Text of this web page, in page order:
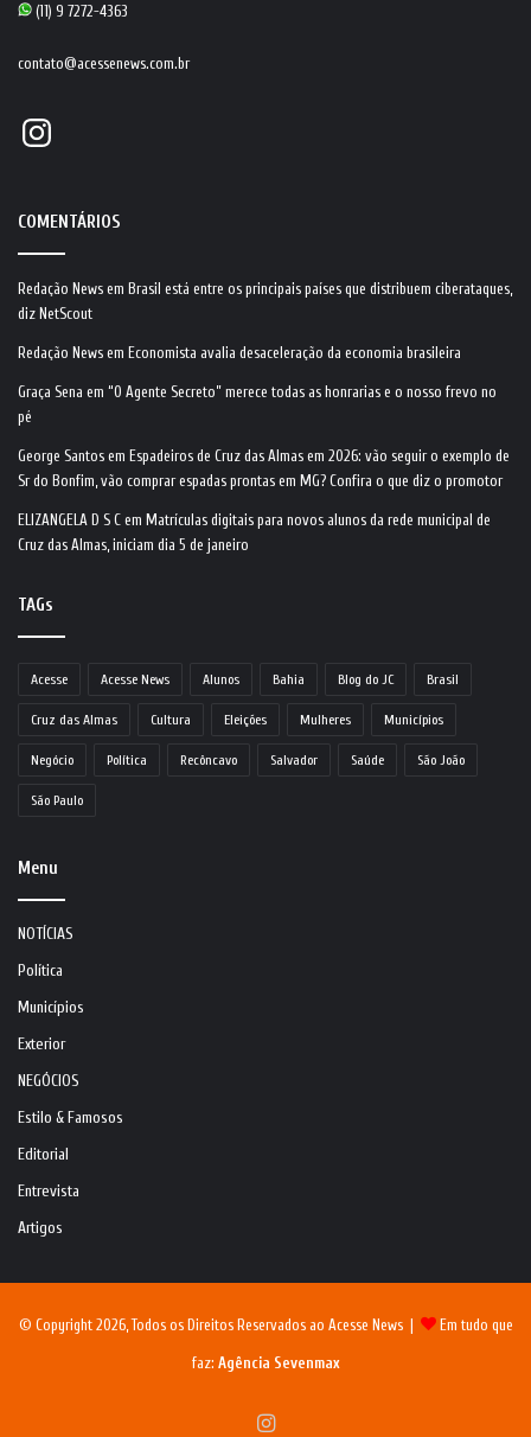
(11) 9 7272-4363
contato@acessenews.com.br
Instagram
COMENTÁRIOS
Redação News em Brasil está entre os principais países que distribuem ciberataques,
diz NetScout
Redação News em Economista avalia desaceleração da economia brasileira
Graça Sena em “O Agente Secreto” merece todas as honrarias e o nosso frevo no
pé
George Santos em Espadeiros de Cruz das Almas em 2026: vão seguir o exemplo de
Sr do Bonfim, vão comprar espadas prontas em MG? Confira o que diz o promotor
ELIZANGELA D S C em Matrículas digitais para novos alunos da rede municipal de
Cruz das Almas, iniciam dia 5 de janeiro
TAGs
Acesse Acesse News Alunos Bahia Blog do JC Brasil
Cruz das Almas Cultura Eleições Mulheres Municípios
Negócio Política Recôncavo Salvador Saúde São João
São Paulo
Menu
NOTÍCIAS
Política
Municípios
Exterior
NEGÓCIOS
Estilo & Famosos
Editorial
Entrevista
Artigos
© Copyright 2026, Todos os Direitos Reservados ao Acesse News | Em tudo que
faz: Agência Sevenmax
Instagram